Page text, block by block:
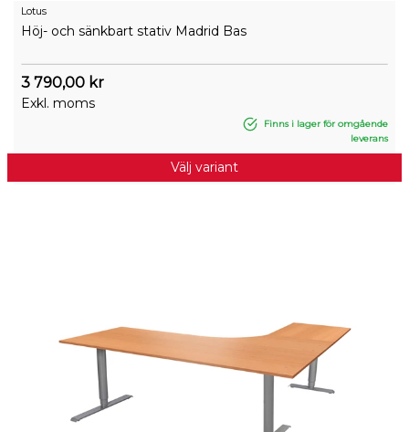
Lotus
Höj- och sänkbart stativ Madrid Bas
3 790,00 kr
Exkl. moms
Finns i lager för omgående
leverans
Välj variant